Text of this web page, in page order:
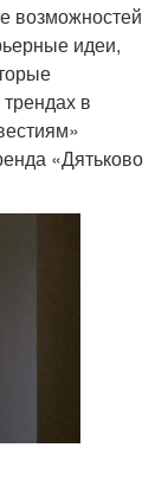
возможностей
идеи,
в
«Дятьково